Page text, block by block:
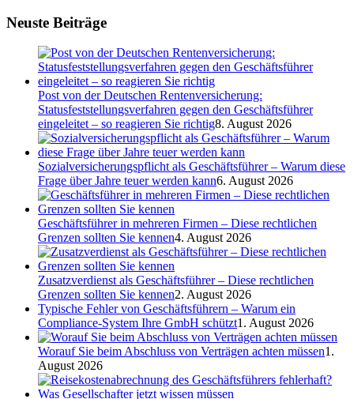
Neuste Beiträge
Post von der Deutschen Rentenversicherung:
Statusfeststellungsverfahren gegen den Geschäftsführer
eingeleitet – so reagieren Sie richtig8. August 2026
Sozialversicherungspflicht als Geschäftsführer – Warum diese
Frage über Jahre teuer werden kann6. August 2026
Geschäftsführer in mehreren Firmen – Diese rechtlichen
Grenzen sollten Sie kennen4. August 2026
Zusatzverdienst als Geschäftsführer – Diese rechtlichen
Grenzen sollten Sie kennen2. August 2026
Typische Fehler von Geschäftsführern – Warum ein
Compliance-System Ihre GmbH schützt1. August 2026
Worauf Sie beim Abschluss von Verträgen achten müssen1.
August 2026